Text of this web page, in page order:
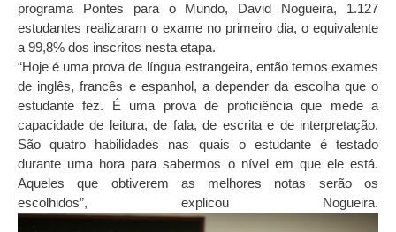
programa Pontes para o Mundo, David Nogueira, 1.127
estudantes realizaram o exame no primeiro dia, o equivalente
a 99,8% dos inscritos nesta etapa.
“Hoje é uma prova de língua estrangeira, então temos exames
de inglês, francês e espanhol, a depender da escolha que o
estudante fez. É uma prova de proficiência que mede a
capacidade de leitura, de fala, de escrita e de interpretação.
São quatro habilidades nas quais o estudante é testado
durante uma hora para sabermos o nível em que ele está.
Aqueles que obtiverem as melhores notas serão os
escolhidos”, explicou Nogueira.